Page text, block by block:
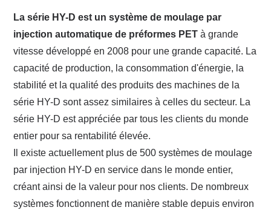
La série HY-D est un système de moulage par
injection automatique de préformes PETà grande
vitessedéveloppé en 2008 pour une grande capacité. La
capacité de production, la consommation d'énergie, la
stabilité et la qualité des produits des machines de la
série HY-D sont assez similaires à celles du secteur. La
série HY-D est appréciée par tous les clients du monde
entier pour sa rentabilité élevée.
Il existe actuellement plus de 500 systèmes de moulage
par injection HY-D en service dans le monde entier,
créant ainsi de la valeur pour nos clients. De nombreux
systèmes fonctionnent de manière stable depuis environ